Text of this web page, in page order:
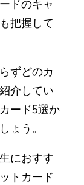
ドのキャ
把握して
ずどのカ
介してい
ード5選か
ょう。
におすす
トカード